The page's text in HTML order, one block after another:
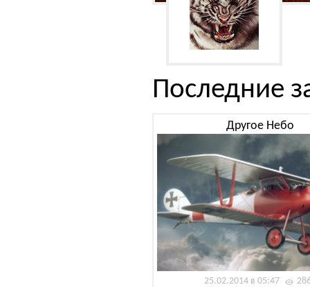
Последние
Другое Небо
25.02.2014 в 05:47